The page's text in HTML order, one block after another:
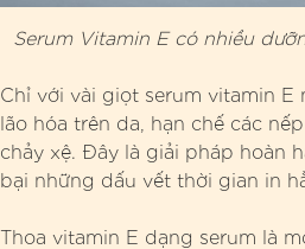
Serum Vitamin E có nhiều
Chỉ với vài giọt serum vitamin E
lão hóa trên da, hạn chế các
chảy xệ. Đây là giải pháp hoàn
bại những dấu vết thời gian in
Thoa vitamin E dạng serum là